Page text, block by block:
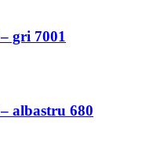
gri 7001
albastru 680